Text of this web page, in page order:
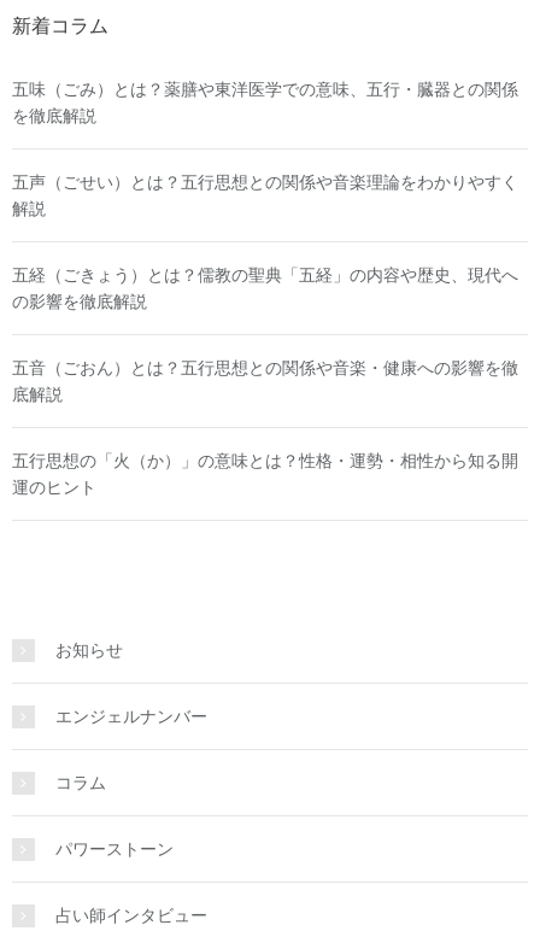
新着コラム
五味（ごみ）とは？薬膳や東洋医学での意味、五行・臓器との関係
を徹底解説
五声（ごせい）とは？五行思想との関係や音楽理論をわかりやすく
解説
五経（ごきょう）とは？儒教の聖典「五経」の内容や歴史、現代へ
の影響を徹底解説
五音（ごおん）とは？五行思想との関係や音楽・健康への影響を徹
底解説
五行思想の「火（か）」の意味とは？性格・運勢・相性から知る開
運のヒント
お知らせ
エンジェルナンバー
コラム
パワーストーン
占い師インタビュー